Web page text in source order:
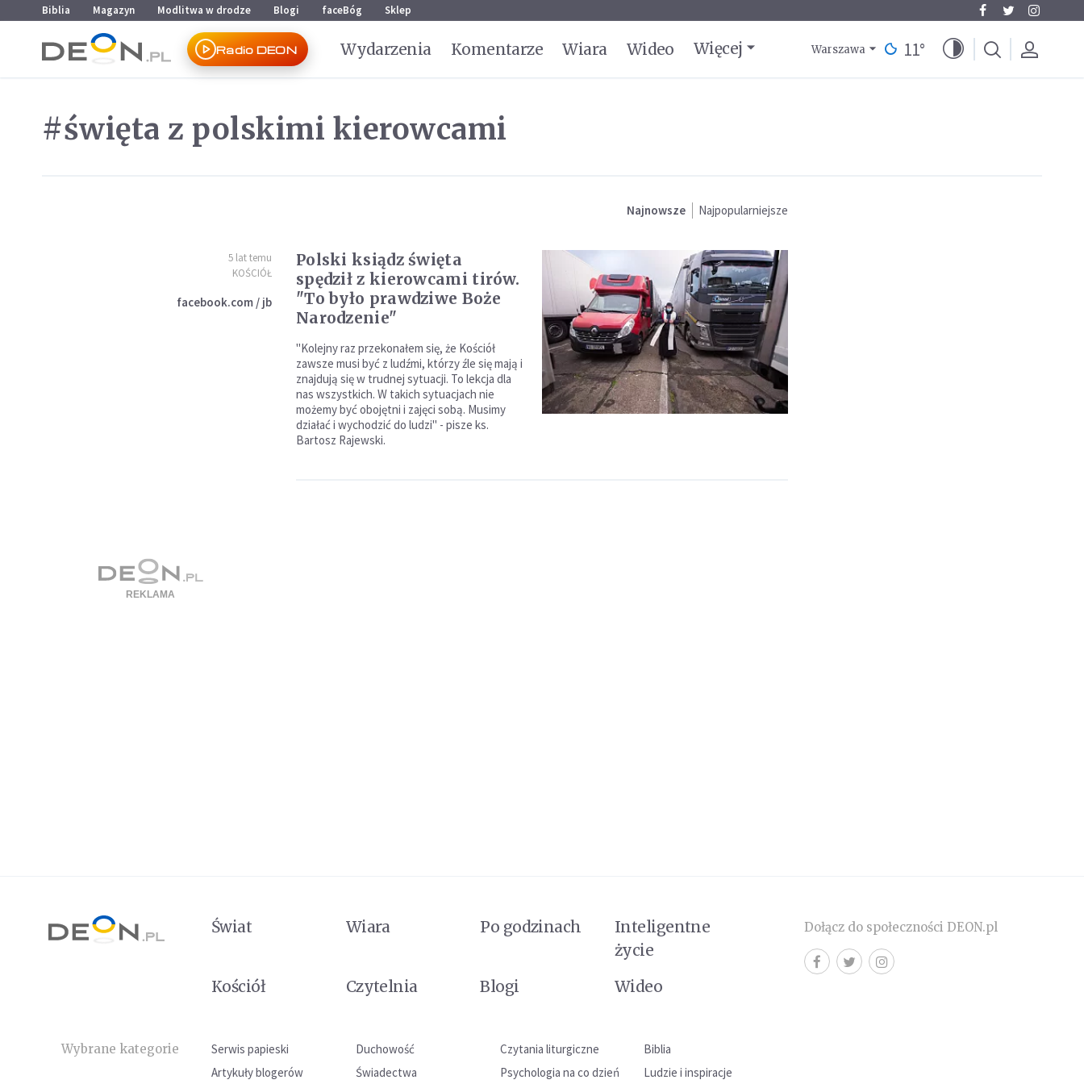
Przejdź do menu głównego
Przejdź do treści
Biblia Magazyn Modlitwa w drodze Blogi faceBóg Sklep
Radio DEON Wydarzenia Komentarze Wiara Wideo Więcej Warszawa 11°
#święta z polskimi kierowcami
Najnowsze Najpopularniejsze
5 lat temu
KOŚCIÓŁ
facebook.com / jb
Polski ksiądz święta
spędził z kierowcami tirów.
"To było prawdziwe Boże
Narodzenie"
"Kolejny raz przekonałem się, że Kościół
zawsze musi być z ludźmi, którzy źle się mają i
znajdują się w trudnej sytuacji. To lekcja dla
nas wszystkich. W takich sytuacjach nie
możemy być obojętni i zajęci sobą. Musimy
działać i wychodzić do ludzi" - pisze ks.
Bartosz Rajewski.
Świat Wiara Po godzinach
Inteligentne
życie
Kościół
Czytelnia Blogi Wideo
Wybrane kategorie Serwis papieski Duchowość Czytania liturgiczne
Biblia
Artykuły blogerów
Świadectwa Psychologia na co dzień Ludzie i inspiracje
Dołącz do społeczności DEON.pl